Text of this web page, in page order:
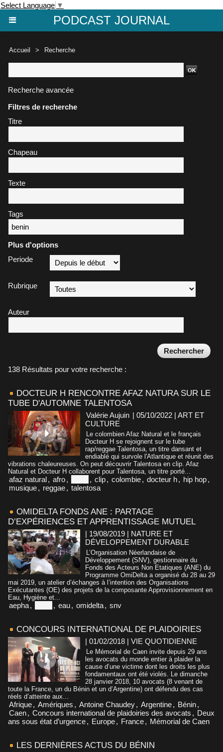
Select Language ▼
PODCAST JOURNAL
Accueil > Recherche
Recherche avancée
Filtres de recherche
Titre
Chapeau
Texte
Tags
Plus d'options
Periode
Rubrique
Auteur
138 Résultats pour votre recherche :
DOCTEUR H RENCONTRE AFAZ NATURA SUR LE
TUBE D'AUTOMNE TALENTOSA
Valérie Aujuin | 05/10/2022 | ART ET
CULTURE
Le colombien Afaz Natural et le français
Docteur H se rejoignent sur le tube
rap/reggae Talentosa, un titre dansant et
endiablé qui survole l'Atlantique et réunit des
vibrations chaleureuses. On peut découvrir Talentosa en clip. Afaz
Natural et Docteur H collaborent pour Talentosa, un titre porté...
afaz natural, afro, , clip, colombie, docteur h, hip hop,
musique, reggae, talentosa
OMIDELTA FONDS ANE : PARTAGE
D’EXPÉRIENCES ET APPRENTISSAGE MUTUEL
| 19/08/2019 | NATURE ET
DÉVELOPPEMENT DURABLE
L’Organisation Néerlandaise de
Développement (SNV), gestionnaire du
Fonds des Acteurs Non Etatiques (ANE) du
Programme OmiDelta a organisé du 28 au 29
mai 2019, un atelier d’échanges à l’intention des Organisations
Exécutantes (OE) des projets de la composante Approvisionnement en
Eau, Hygiène et...
aepha, , eau, omidelta, snv
CONCOURS INTERNATIONAL DE PLAIDOIRIES
| 01/02/2018 | VIE QUOTIDIENNE
Le Mémorial de Caen invite depuis 29 ans
les avocats du monde entier à plaider la
cause d’une victime dont les droits les plus
fondamentaux ont été violés. Le dimanche
28 janvier 2018, 10 avocats (8 venant de
toute la France, un du Bénin et un d’Argentine) ont défendu des cas
réels d’atteinte aux...
Afrique, Amériques , Antoine Chaudey, Argentine, Bénin,
Caen, Concours international de plaidoiries des avocats , Deux
ans sous état d’urgence, Europe, France, Mémorial de Caen
LES DERNIÈRES ACTUS DU BÉNIN